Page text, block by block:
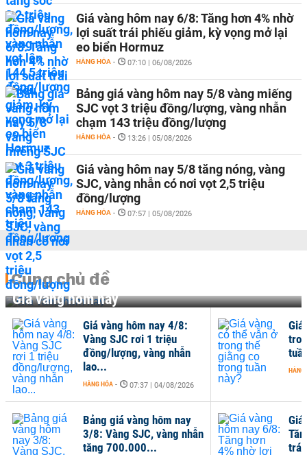
Giá vàng hôm nay 6/8: Tăng hơn 4% nhờ
lợi suất trái phiếu giảm, kỳ vọng mở lại
eo biển Hormuz
HÀNG HÓA - 07:10 | 06/08/2026
Bảng giá vàng hôm nay 5/8 vàng miếng
SJC vọt 3 triệu đồng/lượng, vàng nhẫn
chạm 143 triệu đồng/lượng
HÀNG HÓA - 13:26 | 05/08/2026
Giá vàng hôm nay 5/8 tăng nóng, vàng
SJC, vàng nhẫn có nơi vọt 2,5 triệu
đồng/lượng
HÀNG HÓA - 07:57 | 05/08/2026
Cùng chủ đề
Giá vàng hôm nay
trái
Giá vàng hôm nay 4/8:
Vàng SJC rơi 1 triệu
đồng/lượng, vàng nhẫn
lao...
HÀNG HÓA - 07:37 | 04/08/2026
Bảng giá vàng hôm nay
3/8: Vàng SJC, vàng nhẫn
tăng 700.000...
Giá
HÀNG